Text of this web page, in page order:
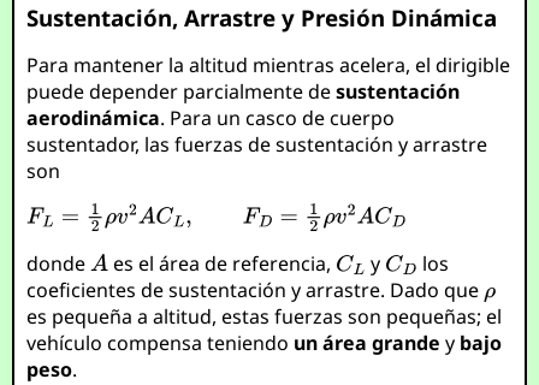
Sustentación, Arrastre y Presión Dinámica
Para mantener la altitud mientras acelera, el dirigible
puede depender parcialmente desustentación
aerodinámica. Para un casco de cuerpo
sustentador, las fuerzas de sustentación y arrastre
son
donde es el área de referencia, y
los
coeficientes de sustentación y arrastre. Dado que
es pequeña a altitud, estas fuerzas son pequeñas; el
vehículo compensa teniendo un área grande y bajo
peso.